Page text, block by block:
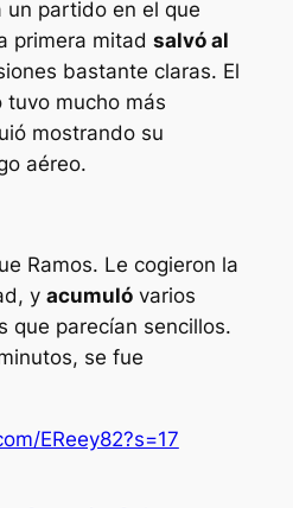
un partido en el que
primera mitad salvó al
bastante claras. El
mucho más
mostrando su
aéreo.
Ramos. Le cogieron la
y acumulóvarios
que parecían sencillos.
se fue
EReey82?s=17